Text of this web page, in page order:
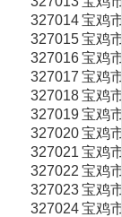
327014宝鸡
327015宝鸡
327016宝鸡
327017 宝鸡
327018宝鸡
327019宝鸡
327020宝鸡
327021 宝鸡
327022 宝鸡
327023宝鸡
327024宝鸡